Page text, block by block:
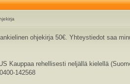
ohjekirja 50€. Yhteystiedot saa
Kauppaa rehellisesti neljällä kielellä
0400-142568